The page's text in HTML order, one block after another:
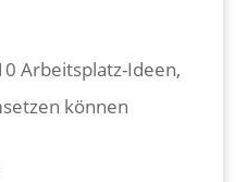
Arbeitsplatz-Ideen,
können